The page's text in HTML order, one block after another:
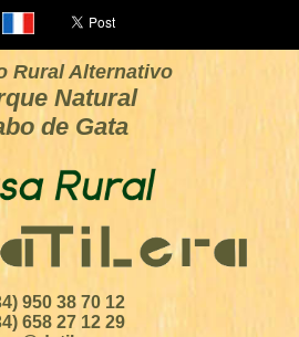
Rural Alternativo
Natural
de Gata
950 38 70 12
658 27 12 29